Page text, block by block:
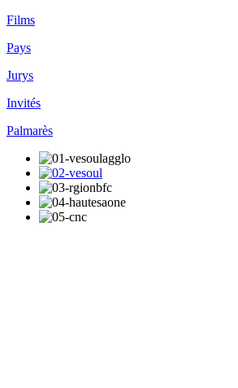
Films
Pays
Jurys
Invités
Palmarès